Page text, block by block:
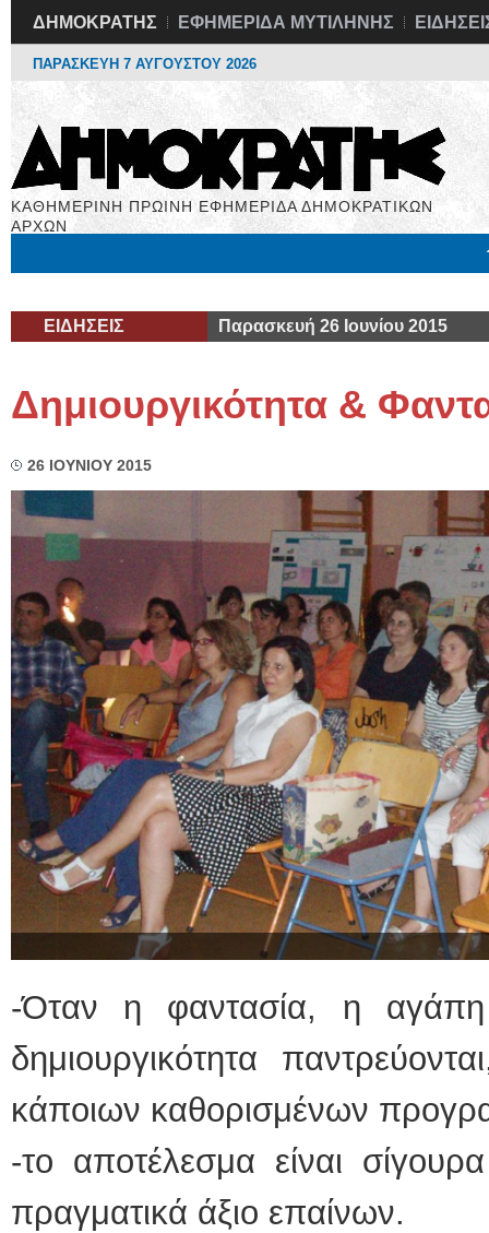
ΔΗΜΟΚΡΑΤΗΣ ΕΦΗΜΕΡΙΔΑ ΜΥΤΙΛΗΝΗΣ
ΠΑΡΑΣΚΕΥΗ 7 ΑΥΓΟΥΣΤΟΥ 2026
ΚΑΘΗΜΕΡΙΝΗ ΠΡΩΙΝΗ ΕΦΗΜΕΡΙΔΑ ΔΗΜΟΚΡΑΤΙΚΩΝ
ΑΡΧΩΝ
ΕΙΔΗΣΕΙΣ Παρασκευή 26 Ιουνίου 2015
Δημιουργικότητα &
26 ΙΟΥΝΙΟΥ 2015
-Όταν η φαντασία, η
δημιουργικότητα
κάποιων καθορισμένων
-το αποτέλεσμα είναι
πραγματικά άξιο επαίνων.